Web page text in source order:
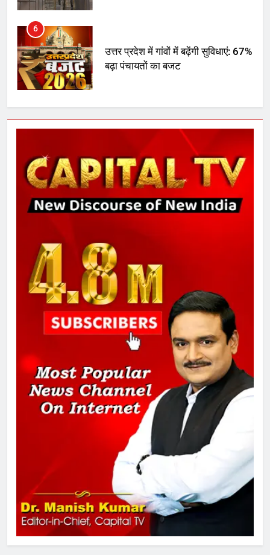
6
उत्तर प्रदेश में गांवों में बढ़ेंगी सुविधाएं: 67%
बढ़ा पंचायतों का बजट
7
गाजा युद्धविराम को लेकर बड़ी खबरें
8
चुनाव से पहले लालू परिवार पर बड़ा झटका,
तय किए
1
SRN अस्पताल का नाम अमर शहीद ठाकुर
रोशन सिंह के नाम पर करने की मांग तेज
अमर शहीद ठाकुर रोशन सिंह के नाम पर
स्वरूप रानी नेहरू चिकित्सालय का
नामकरण करने की मांग को लेकर
अनिश्चितकालीन धरना शुरू
289 एकड़ भूमि पर विकसित होगा कार्बन-
फ्री डेटा सेंटर, हजारों उच्च-कुशल
रोजगार सृजन की संभावना
4
UP में ग्रामीण बिजली आपूर्ति से कृषि,
डेयरी, कुटीर उद्योग और स्वरोजगार को